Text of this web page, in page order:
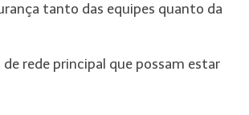
tanto das equipes quanto da
rede principal que possam estar